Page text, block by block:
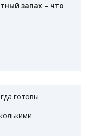
запах – что
готовы